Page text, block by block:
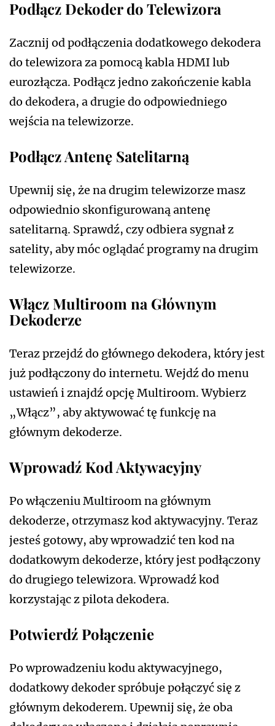
Podłącz Dekoder do Telewizora
Zacznij od podłączenia dodatkowego dekodera
do telewizora za pomocą kabla HDMI lub
eurozłącza. Podłącz jedno zakończenie kabla
do dekodera, a drugie do odpowiedniego
wejścia na telewizorze.
Podłącz Antenę Satelitarną
Upewnij się, że na drugim telewizorze masz
odpowiednio skonfigurowaną antenę
satelitarną. Sprawdź, czy odbiera sygnał z
satelity, aby móc oglądać programy na drugim
telewizorze.
Włącz Multiroom na Głównym
Dekoderze
Teraz przejdź do głównego dekodera, który jest
już podłączony do internetu. Wejdź do menu
ustawień i znajdź opcję Multiroom. Wybierz
„Włącz”, aby aktywować tę funkcję na
głównym dekoderze.
Wprowadź Kod Aktywacyjny
Po włączeniu Multiroom na głównym
dekoderze, otrzymasz kod aktywacyjny. Teraz
jesteś gotowy, aby wprowadzić ten kod na
dodatkowym dekoderze, który jest podłączony
do drugiego telewizora. Wprowadź kod
korzystając z pilota dekodera.
Potwierdź Połączenie
Po wprowadzeniu kodu aktywacyjnego,
dodatkowy dekoder spróbuje połączyć się z
głównym dekoderem. Upewnij się, że oba